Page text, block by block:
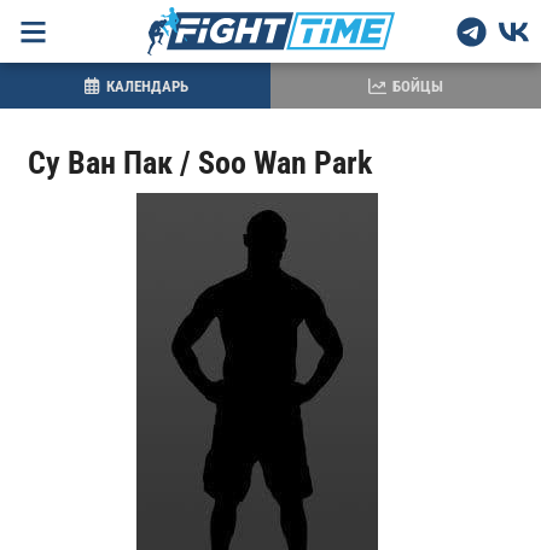
Су Ван Пак / Soo Wan Park
КАЛЕНДАРЬ БОЙЦЫ